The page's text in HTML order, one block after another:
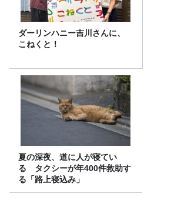
ダーリンハニー吉川さんに、
こねくと！
夏の深夜、道に人が寝てい
る タクシーが年400件救助す
る「路上寝込み」